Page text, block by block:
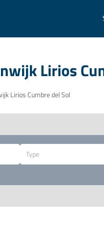
Lirios
Lirios Cumbre del Sol
Type